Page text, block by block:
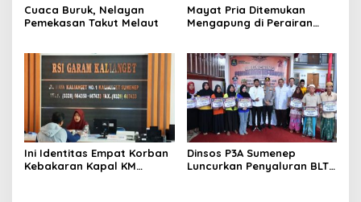
Cuaca Buruk, Nelayan
Pemekasan Takut Melaut
Mayat Pria Ditemukan
Mengapung di Perairan
Ini Identitas Empat Korban
Kebakaran Kapal KM
Dinsos P3A Sumenep
Luncurkan Penyaluran BLT